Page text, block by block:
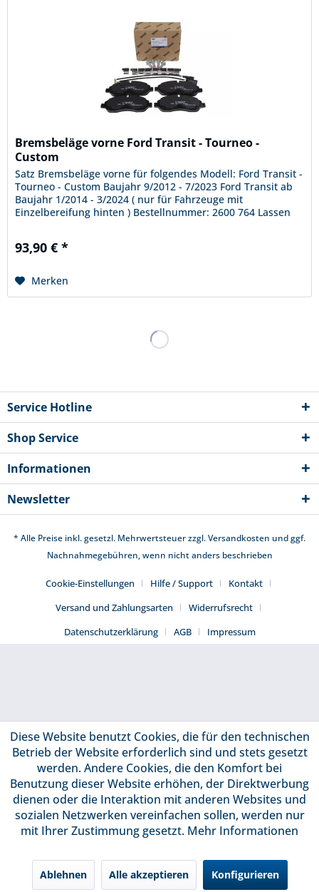
Bremsbeläge vorne Ford Transit - Tourneo -
Custom
Satz Bremsbeläge vorne für folgendes Modell: Ford Transit -
Tourneo - Custom Baujahr 9/2012 - 7/2023 Ford Transit ab
Baujahr 1/2014 - 3/2024 ( nur für Fahrzeuge mit
Einzelbereifung hinten ) Bestellnummer: 2600 764 Lassen
93,90 € *
Merken
Service Hotline
Shop Service
Informationen
Newsletter
* Alle Preise inkl. gesetzl. Mehrwertsteuer zzgl.Versandkosten und ggf.
Nachnahmegebühren, wenn nicht anders beschrieben
Cookie-Einstellungen Hilfe / Support
Kontakt
Versand und Zahlungsarten
Widerrufsrecht
Datenschutzerklärung
AGB Impressum
Diese Website benutzt Cookies, die für den technischen
Betrieb der Website erforderlich sind und stets gesetzt
werden. Andere Cookies, die den Komfort bei
Benutzung dieser Website erhöhen, der Direktwerbung
dienen oder die Interaktion mit anderen Websites und
sozialen Netzwerken vereinfachen sollen, werden nur
mit Ihrer Zustimmung gesetzt. Mehr Informationen
Ablehnen Alle akzeptieren Konfigurieren